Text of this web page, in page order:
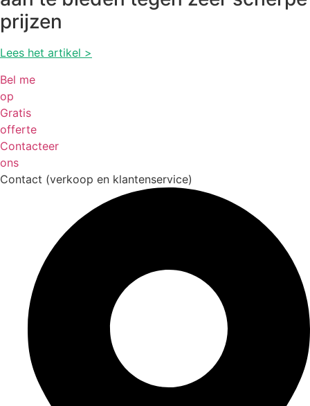
prijzen
Lees het artikel >
Bel me
op
Gratis
offerte
Contacteer
ons
Contact (verkoop en klantenservice)